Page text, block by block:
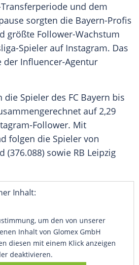
und dem
sorgten die Bayern-Profis
größte Follower-Wachstum
Spieler auf Instagram. Das
der Influencer-Agentur
Spieler des FC Bayern bis
auf 2,29
Follower. Mit
folgen die Spieler von
(376.088) sowie RB Leipzig
Inhalt:
um den von unserer
Inhalt von Glomex GmbH
diesen mit einem Klick anzeigen
deaktivieren.